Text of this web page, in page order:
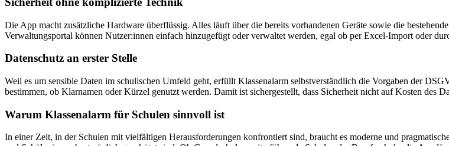
Die App macht zusätzliche Hardware überflüssig. Alles läuft über die bereits vorhandenen Geräte sowie die
Verwaltungsportal können Nutzer:innen einfach hinzugefügt oder verwaltet werden, egal ob per Excel-Import oder
Datenschutz an erster Stelle
Weil es um sensible Daten im schulischen Umfeld geht, erfüllt Klassenalarm selbstverständlich die Vorgaben der
bestimmen, ob Klarnamen oder Kürzel genutzt werden. Damit ist sichergestellt, dass Sicherheit nicht auf Kosten des
Warum Klassenalarm für Schulen sinnvoll ist
In einer Zeit, in der Schulen mit vielfältigen Herausforderungen konfrontiert sind, braucht es moderne und